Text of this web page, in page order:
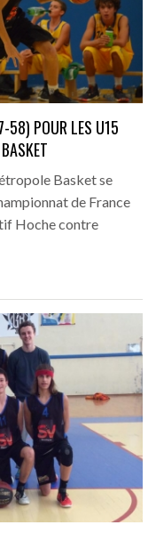
58) POUR LES U15
Basket se
de France
Hoche contre